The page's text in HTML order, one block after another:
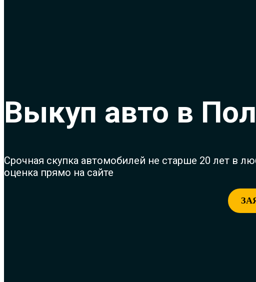
Выкуп авто в
Срочная скупка автомобилей не старше 20 лет в
оценка прямо на сайте